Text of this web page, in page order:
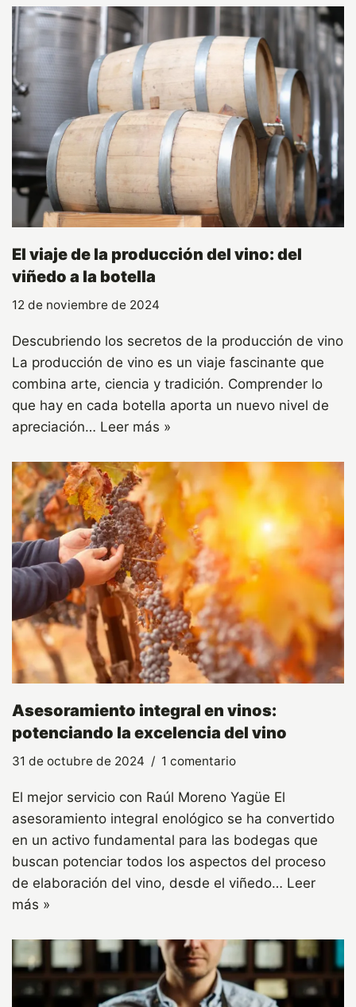
El viaje de la producción del vino: del
viñedo a la botella
12 de noviembre de 2024
Descubriendo los secretos de la producción de vino
La producción de vino es un viaje fascinante que
combina arte, ciencia y tradición. Comprender lo
que hay en cada botella aporta un nuevo nivel de
apreciación… Leer más »
Asesoramiento integral en vinos:
potenciando la excelencia del vino
31 de octubre de 2024 1 comentario
El mejor servicio con Raúl Moreno Yagüe El
asesoramiento integral enológico se ha convertido
en un activo fundamental para las bodegas que
buscan potenciar todos los aspectos del proceso
de elaboración del vino, desde el viñedo… Leer
más »